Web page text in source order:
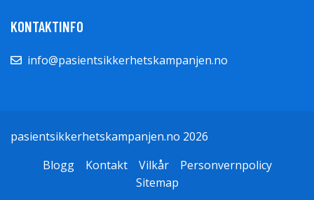
KONTAKTINFO
info@pasientsikkerhetskampanjen.no
pasientsikkerhetskampanjen.no 2026
Blogg
Kontakt Vilkår
Personvernpolicy
Sitemap